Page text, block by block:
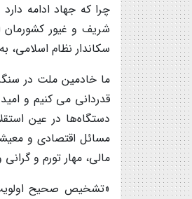
چرا که جهاد ادامه
شریف و غیور کشورمان
سکاندار نظام اسلامی،
ما خادمین ملت در
قدردانی می کنیم و
دستگاه‌ها در عین
مسائل اقتصادی و
مالی، مهار تورم و
«تشخیص صحیح